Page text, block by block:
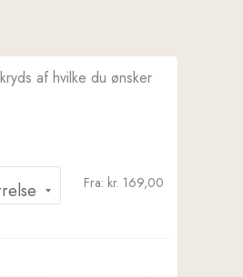
af hvilke du ønsker
Fra: kr. 169,00